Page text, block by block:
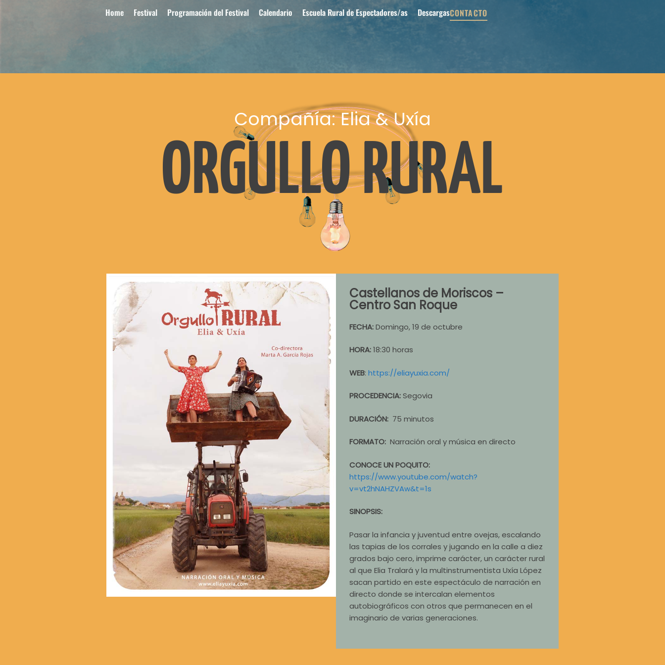
Home Festival Programación del Festival Calendario Escuela Rural de Espectadores/as DescargasCONTACTO
Compañía: Elia & Uxía
ORGULLO RURAL
Castellanos de Moriscos –
Centro San Roque
FECHA:Domingo, 19 de octubre
HORA:18:30 horas
WEB: https://eliayuxia.com/
PROCEDENCIA:Segovia
DURACIÓN:75 minutos
FORMATO:Narración oral y música en directo
CONOCE UN POQUITO:
https://www.youtube.com/watch?
v=vt2hNAHZVAw&t=1s
SINOPSIS:
Pasar la infancia y juventud entre ovejas, escalando
las tapias de los corrales y jugando en la calle a diez
grados bajo cero, imprime carácter, un carácter rural
al que Elia Tralará y la multinstrumentista Uxía López
sacan partido en este espectáculo de narración en
directo donde se intercalan elementos
autobiográficos con otros que permanecen en el
imaginario de varias generaciones.